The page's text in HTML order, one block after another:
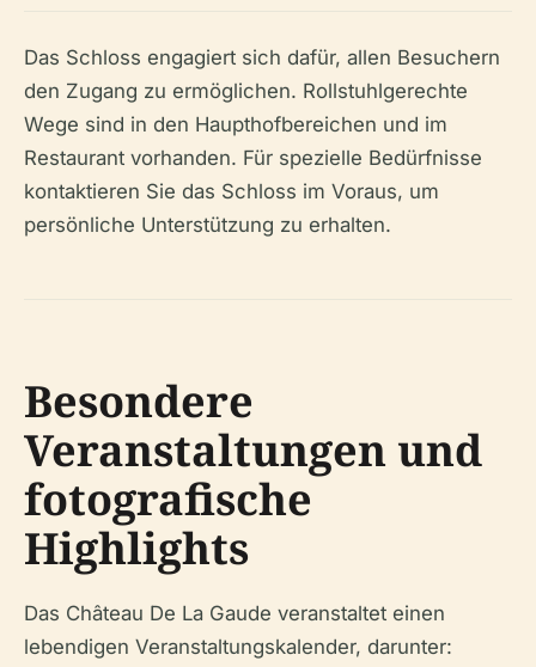
Das Schloss engagiert sich dafür, allen Besuchern
den Zugang zu ermöglichen. Rollstuhlgerechte
Wege sind in den Haupthofbereichen und im
Restaurant vorhanden. Für spezielle Bedürfnisse
kontaktieren Sie das Schloss im Voraus, um
persönliche Unterstützung zu erhalten.
Besondere
Veranstaltungen und
fotografische
Highlights
Das Château De La Gaude veranstaltet einen
lebendigen Veranstaltungskalender, darunter: